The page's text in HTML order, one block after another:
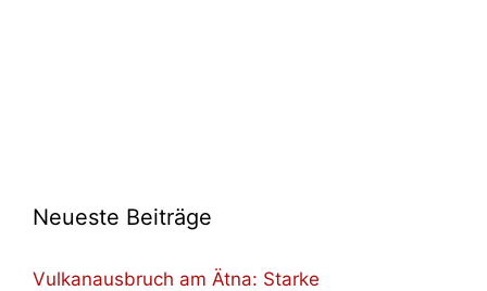
Neueste Beiträge
Vulkanausbruch am Ätna: Starke